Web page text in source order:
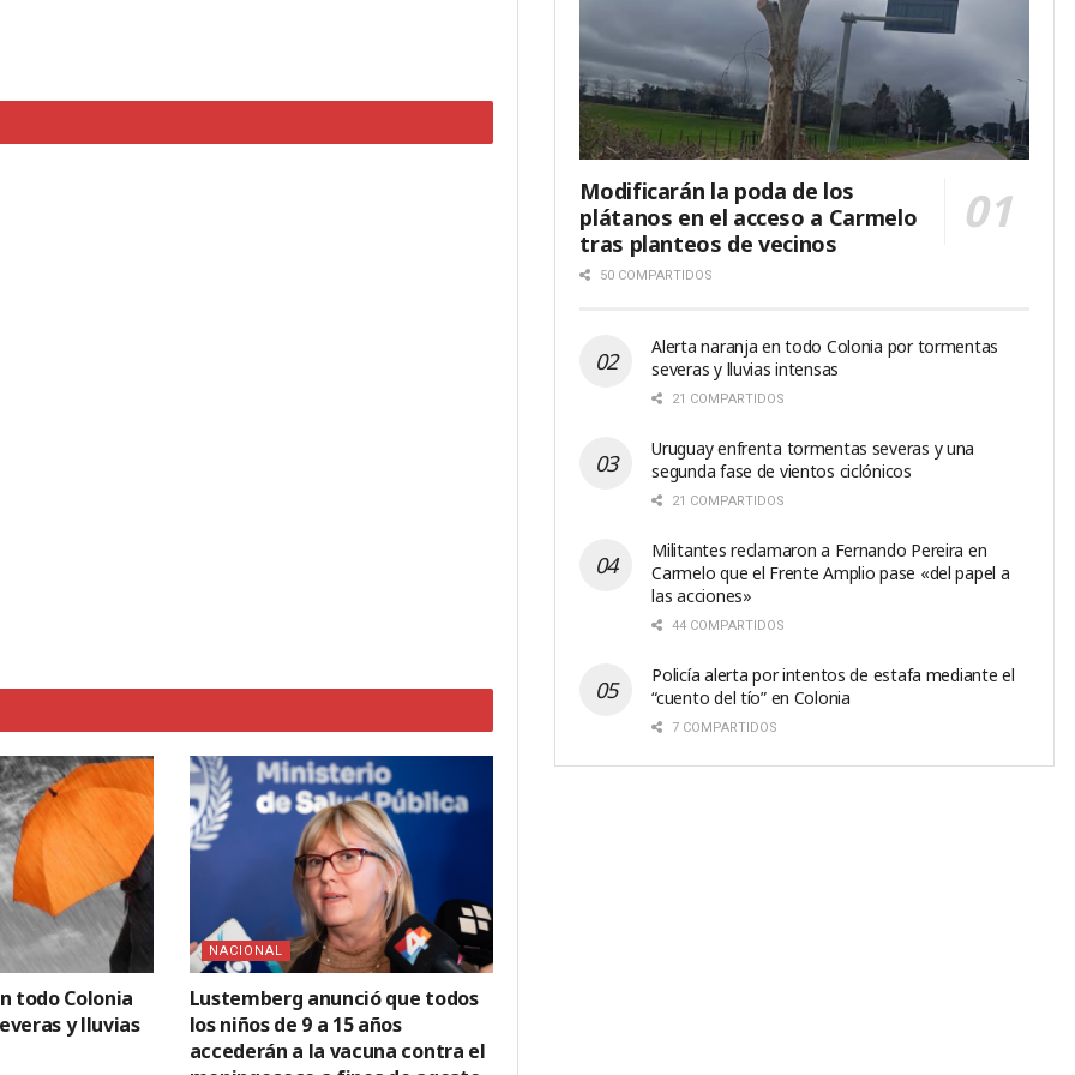
todo Colonia
y lluvias
NACIONAL
Lustemberg anunció que todos
los niños de 9 a 15 años
accederán a la vacuna contra el
Modificarán la poda de los
plátanos en el acceso a Carmelo
tras planteos de vecinos
50 COMPARTIDOS
Alerta naranja en todo Colonia por tormentas
severas y lluvias intensas
21 COMPARTIDOS
Uruguay enfrenta tormentas severas y una
segunda fase de vientos ciclónicos
21 COMPARTIDOS
Militantes reclamaron a Fernando Pereira en
Carmelo que el Frente Amplio pase «del papel a
las acciones»
44 COMPARTIDOS
Policía alerta por intentos de estafa mediante el
“cuento del tío” en Colonia
7 COMPARTIDOS